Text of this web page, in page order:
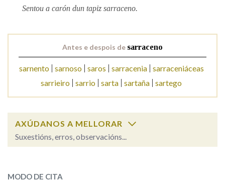
Nos exemplos
OUTRAS OPCIÓNS DE BUSCA
Marcas gramaticais
Sentou a carón dun tapiz sarraceno.
Antes e despois de sarraceno
sarnento sarnoso saros sarracenia
sarraceniáceas
sarrieiro sarrio sarta sartaña sartego
AXÚDANOS A MELLORAR
Suxestións, erros, observacións...
ESCOLLE UNHA OPCIÓN:
MODO DE CITA